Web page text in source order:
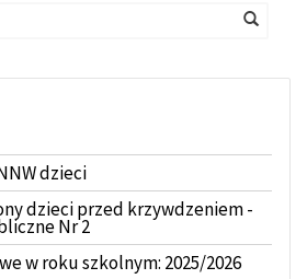
dzieci
dzieci przed krzywdzeniem -
Nr 2
w roku szkolnym: 2025/2026